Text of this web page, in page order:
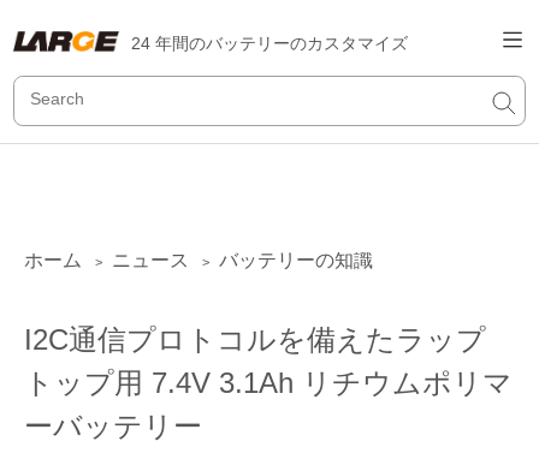
24 年間のバッテリーのカスタマイズ
ホーム > ニュース > バッテリーの知識
I2C通信プロトコルを備えたラップ
トップ用 7.4V 3.1Ah リチウムポリマ
ーバッテリー